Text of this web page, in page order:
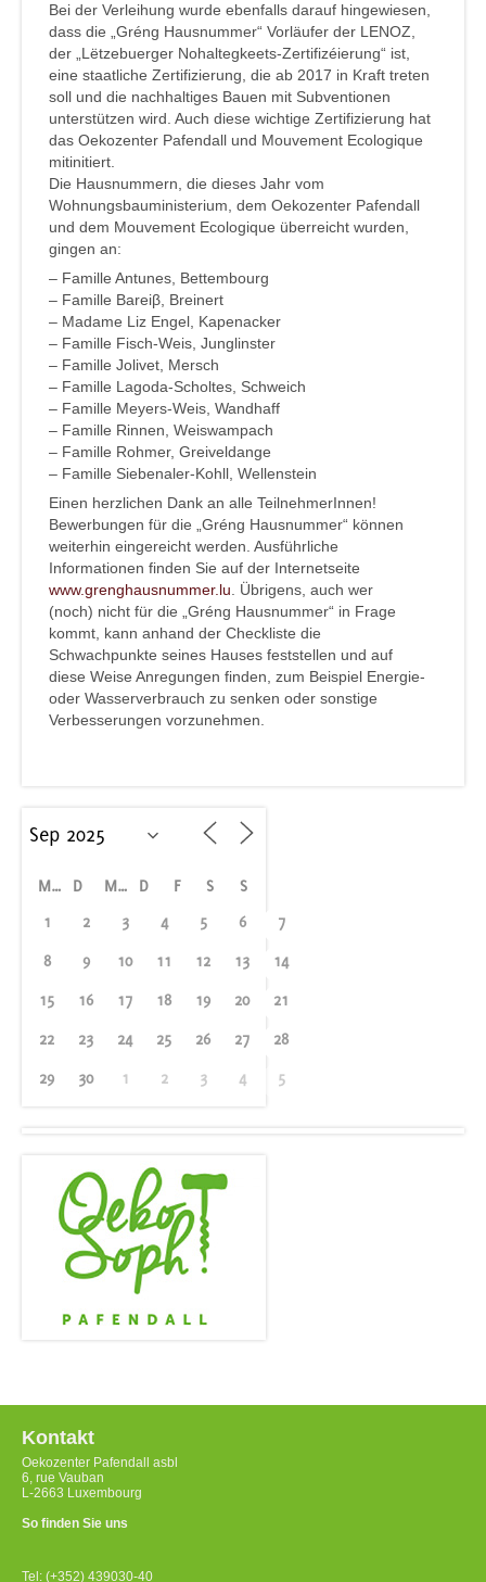
Bei der Verleihung wurde ebenfalls darauf hingewiesen,
dass die „Gréng Hausnummer“ Vorläufer der LENOZ,
der „Lëtzebuerger Nohaltegkeets-Zertifizéierung“ ist,
eine staatliche Zertifizierung, die ab 2017 in Kraft treten
soll und die nachhaltiges Bauen mit Subventionen
unterstützen wird. Auch diese wichtige Zertifizierung hat
das Oekozenter Pafendall und Mouvement Ecologique
mitinitiert.
Die Hausnummern, die dieses Jahr vom
Wohnungsbauministerium, dem Oekozenter Pafendall
und dem Mouvement Ecologique überreicht wurden,
gingen an:
– Famille Antunes, Bettembourg
– Famille Bareiβ, Breinert
– Madame Liz Engel, Kapenacker
– Famille Fisch-Weis, Junglinster
– Famille Jolivet, Mersch
– Famille Lagoda-Scholtes, Schweich
– Famille Meyers-Weis, Wandhaff
– Famille Rinnen, Weiswampach
– Famille Rohmer, Greiveldange
– Famille Siebenaler-Kohll, Wellenstein
Einen herzlichen Dank an alle TeilnehmerInnen!
Bewerbungen für die „Gréng Hausnummer“ können
weiterhin eingereicht werden. Ausführliche
Informationen finden Sie auf der Internetseite
www.grenghausnummer.lu. Übrigens, auch wer
(noch) nicht für die „Gréng Hausnummer“ in Frage
kommt, kann anhand der Checkliste die
Schwachpunkte seines Hauses feststellen und auf
diese Weise Anregungen finden, zum Beispiel Energie-
oder Wasserverbrauch zu senken oder sonstige
Verbesserungen vorzunehmen.
M D M D F S
S
1
2 3 4 5 6 7
8 9 10 11 12 13 14
15 16 17 18 19 20 21
22 23 24 25 26 27 28
29 30 1 2 3 4 5
Kontakt
Oekozenter Pafendall asbl
6, rue Vauban
L-2663 Luxembourg
So finden Sie uns
Tel: (+352) 439030-40